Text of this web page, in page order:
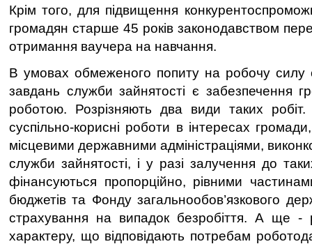
Крім того, для підвищення
громадян старше 45 років законодавством
отримання ваучера на навчання.
В умовах обмеженого попиту на робочу силу
завдань служби зайнятості є забезпечення
роботою. Розрізняють два види таких
суспільно-корисні роботи в інтересах
місцевими державними адміністраціями,
служби зайнятості, і у разі залучення до
фінансуються пропорційно, рівними
бюджетів та Фонду загальнообов’язкового
страхування на випадок безробіття. А ще -
характеру, що відповідають потребам